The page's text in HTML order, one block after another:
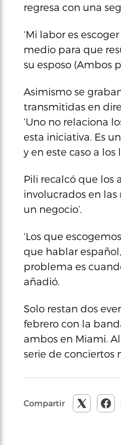
regresa con una
‘Mi labor es
medio para que
su esposo (Ambos
Asimismo se
transmitidas en
‘Uno no relaciona
esta iniciativa. Es
y en este caso a los
Pili recalcó que los
involucrados en las
un negocio’.
‘Los que
que hablar
problema es
añadió.
Solo restan dos
febrero con la
ambos en Miami.
serie de conciertos
Compartir